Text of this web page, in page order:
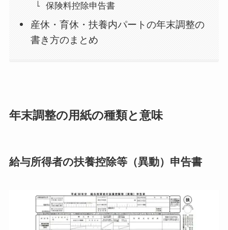
保険料控除申告書
産休・育休・扶養内パートの年末調整の
書き方のまとめ
年末調整の用紙の種類と意味
給与所得者の扶養控除等（異動）申告書